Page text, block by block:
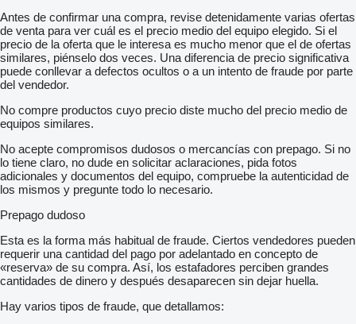
Antes de confirmar una compra, revise detenidamente varias ofertas
de venta para ver cuál es el precio medio del equipo elegido. Si el
precio de la oferta que le interesa es mucho menor que el de ofertas
similares, piénselo dos veces. Una diferencia de precio significativa
puede conllevar a defectos ocultos o a un intento de fraude por parte
del vendedor.
No compre productos cuyo precio diste mucho del precio medio de
equipos similares.
No acepte compromisos dudosos o mercancías con prepago. Si no
lo tiene claro, no dude en solicitar aclaraciones, pida fotos
adicionales y documentos del equipo, compruebe la autenticidad de
los mismos y pregunte todo lo necesario.
Prepago dudoso
Esta es la forma más habitual de fraude. Ciertos vendedores pueden
requerir una cantidad del pago por adelantado en concepto de
«reserva» de su compra. Así, los estafadores perciben grandes
cantidades de dinero y después desaparecen sin dejar huella.
Hay varios tipos de fraude, que detallamos: